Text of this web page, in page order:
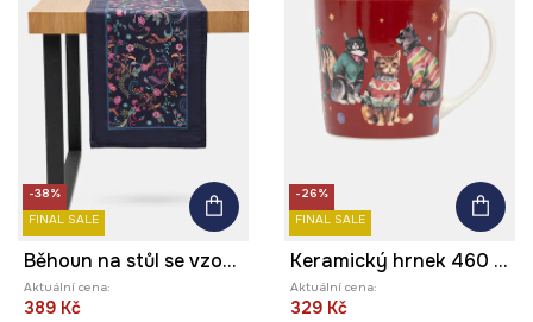
-38%
FINAL SALE
Běhoun na stůl se vzorem, 40 x 160 cm
Aktuální cena:
389 Kč
-26%
FINAL SALE
Keramický hrnek 460 ml s motivem koček
Aktuální cena:
329 Kč